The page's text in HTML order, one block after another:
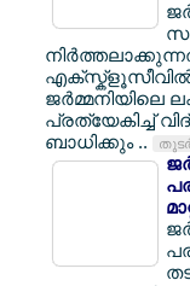
എക്സ്ക്ളൂസീവില്‍
ജര്‍മ്മനിയിലെ
പ്രത്യേകിച്ച്
ബാധിക്കും ..